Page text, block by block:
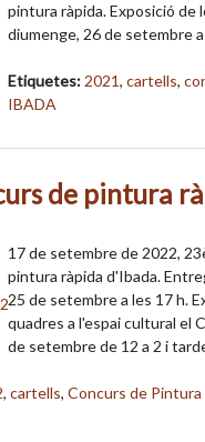
pintura ràpida. Exposició de
diumenge, 26 de setembre
Etiquetes: 2021, cartells,
IBADA
de pintura
17 de setembre de 2022,
pintura ràpida d'Ibada.
25 de setembre a les 17 h.
quadres a l'espai cultural el
de setembre de 12 a 2 i
, cartells, Concurs de Pintura